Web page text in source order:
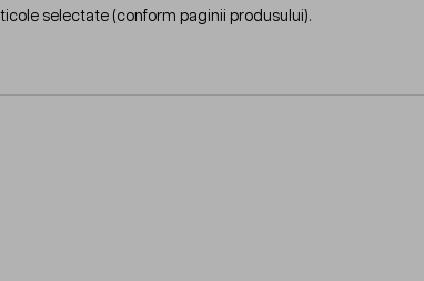
selectate (conform paginii produsului).